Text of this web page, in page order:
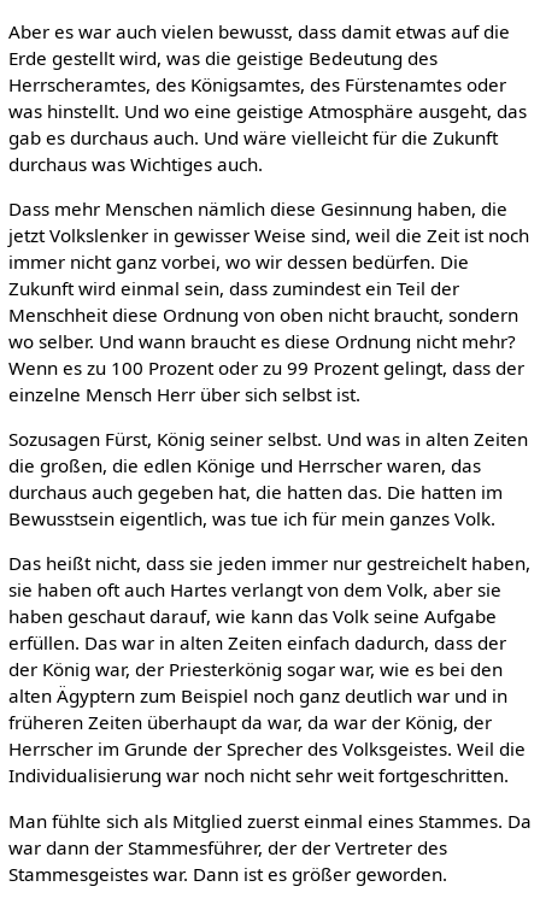
Aber es war auch vielen bewusst, dass damit etwas auf die
Erde gestellt wird, was die geistige Bedeutung des
Herrscheramtes, des Königsamtes, des Fürstenamtes oder
was hinstellt. Und wo eine geistige Atmosphäre ausgeht, das
gab es durchaus auch. Und wäre vielleicht für die Zukunft
durchaus was Wichtiges auch.
Dass mehr Menschen nämlich diese Gesinnung haben, die
jetzt Volkslenker in gewisser Weise sind, weil die Zeit ist noch
immer nicht ganz vorbei, wo wir dessen bedürfen. Die
Zukunft wird einmal sein, dass zumindest ein Teil der
Menschheit diese Ordnung von oben nicht braucht, sondern
wo selber. Und wann braucht es diese Ordnung nicht mehr?
Wenn es zu 100 Prozent oder zu 99 Prozent gelingt, dass der
einzelne Mensch Herr über sich selbst ist.
Sozusagen Fürst, König seiner selbst. Und was in alten Zeiten
die großen, die edlen Könige und Herrscher waren, das
durchaus auch gegeben hat, die hatten das. Die hatten im
Bewusstsein eigentlich, was tue ich für mein ganzes Volk.
Das heißt nicht, dass sie jeden immer nur gestreichelt haben,
sie haben oft auch Hartes verlangt von dem Volk, aber sie
haben geschaut darauf, wie kann das Volk seine Aufgabe
erfüllen. Das war in alten Zeiten einfach dadurch, dass der
der König war, der Priesterkönig sogar war, wie es bei den
alten Ägyptern zum Beispiel noch ganz deutlich war und in
früheren Zeiten überhaupt da war, da war der König, der
Herrscher im Grunde der Sprecher des Volksgeistes. Weil die
Individualisierung war noch nicht sehr weit fortgeschritten.
Man fühlte sich als Mitglied zuerst einmal eines Stammes. Da
war dann der Stammesführer, der der Vertreter des
Stammesgeistes war. Dann ist es größer geworden.